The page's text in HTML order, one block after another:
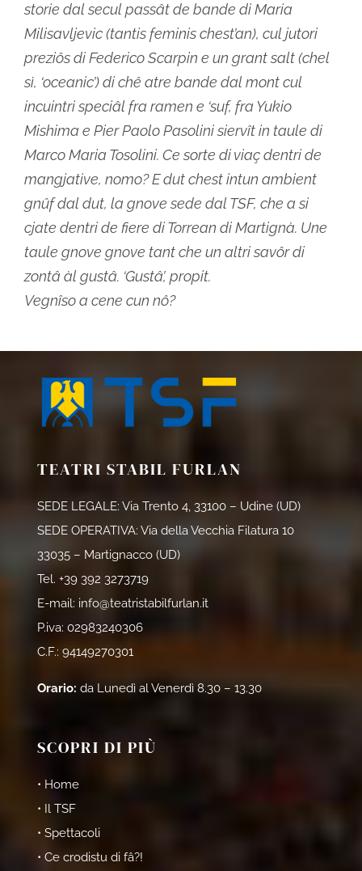
storie dal secul passât de bande di Maria
Milisavljevic (tantis feminis chest’an), cul jutori
preziôs di Federico Scarpin e un grant salt (chel
sì, ‘oceanic’) di chê atre bande dal mont cul
incuintri speciâl fra ramen e ‘suf, fra Yukio
Mishima e Pier Paolo Pasolini siervît in taule di
Marco Maria Tosolini. Ce sorte di viaç dentri de
mangjative, nomo? E dut chest intun ambient
gnûf dal dut, la gnove sede dal TSF, che a si
cjate dentri de fiere di Torrean di Martignà. Une
taule gnove gnove tant che un altri savôr di
zontâ àl gustâ. ‘Gustâ’, propit.
Vegnîso a cene cun nô?
TEATRI STABIL FURLAN
SEDE LEGALE: Via Trento 4, 33100 – Udine (UD)
SEDE OPERATIVA: Via della Vecchia Filatura 10
33035 – Martignacco (UD)
Tel. +39 392 3273719
E-mail: info@teatristabilfurlan.it
P.iva: 02983240306
C.F.: 94149270301
Orario: da Lunedì al Venerdì 8.30 – 13.30
SCOPRI DI PIÙ
• Home
• Il TSF
• Spettacoli
• Ce crodistu di fâ?!